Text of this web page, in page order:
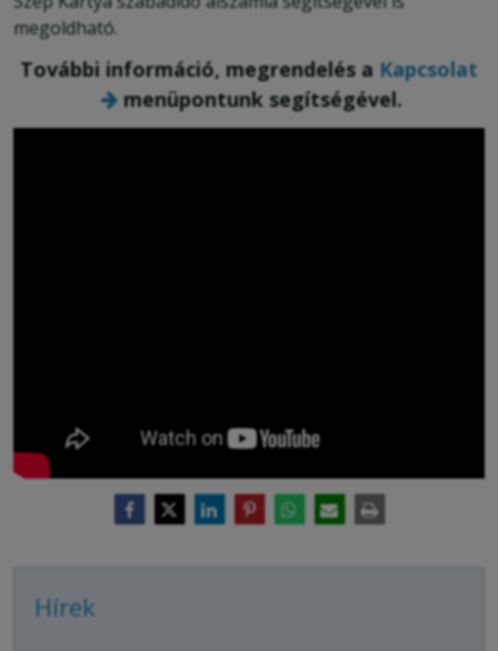
megoldható.
További információ, megrendelés a Kapcsolat
menüpontunk segítségével.
Hírek